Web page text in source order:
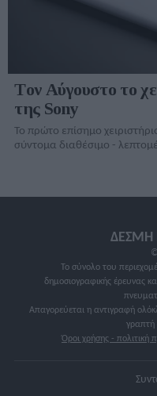
Tον Αύγουστο το
της Sony
Το πρώτο επίσημο
σύντομα διαθέσιμο -
ΔΕΣΜΗ
Το σύνολο του
δημοσιογραφικής έρευνας
Απαγορεύεται η αντιγραφή
γραπτή
Όροι χρήσης - πολιτική